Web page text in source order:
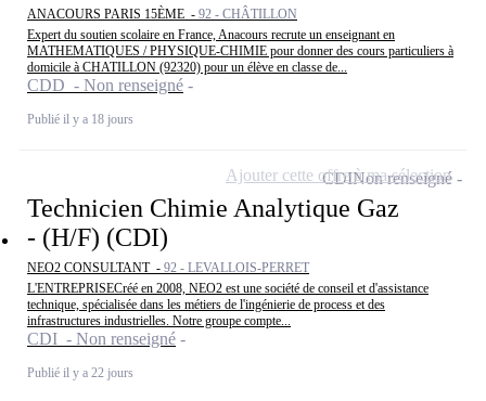
ANACOURS PARIS 15ÈME - 92 - CHÂTILLON
Expert du soutien scolaire en France, Anacours recrute un enseignant en
MATHEMATIQUES / PHYSIQUE-CHIMIE pour donner des cours particuliers à
domicile à CHATILLON (92320) pour un élève en classe de...
CDD - Non renseigné
Publié il y a 18 jours
Technicien Chimie Analytique Gaz
- (H/F) (CDI)
NEO2 CONSULTANT - 92 - LEVALLOIS-PERRET
L'ENTREPRISECréé en 2008, NEO2 est une société de conseil et d'assistance
technique, spécialisée dans les métiers de l'ingénierie de process et des
infrastructures industrielles. Notre groupe compte...
CDI - Non renseigné
Publié il y a 22 jours
CDINon renseigné
Ajouter cette offre à ma sélection